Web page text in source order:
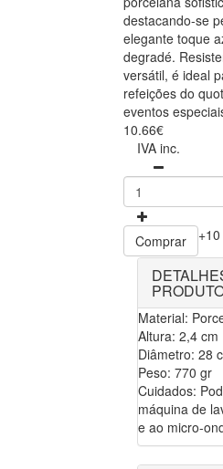
destacando-se
elegante toque
degradé.
versátil, é ideal
refeições do
eventos
10.66€
IVA inc.
Comprar
Material:
Altura: 2,4 cm
Diâmetro: 28
Peso: 770 gr
Cuidados:
máquina de
e ao micro-